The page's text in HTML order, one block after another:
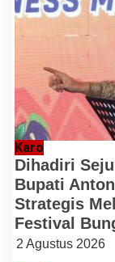
Karo
Dihadiri
Bupati
Strategis
Festival
2 Agustus 2026